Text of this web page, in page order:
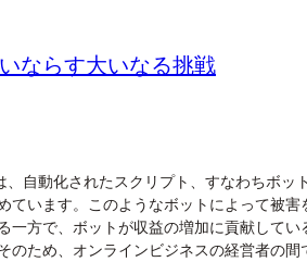
ならす大いなる挑戦
、自動化されたスクリプト、すなわちボッ
ています。このようなボットによって被害
一方で、ボットが収益の増加に貢献してい
のため、オンラインビジネスの経営者の間